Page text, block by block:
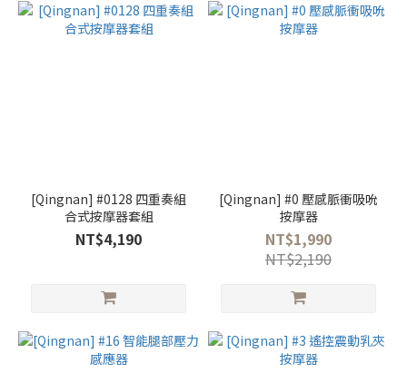
[Qingnan] #0128 四重奏組
合式按摩器套組
NT$4,190
[Qingnan] #0 壓感脈衝吸吮
按摩器
NT$1,990
NT$2,190